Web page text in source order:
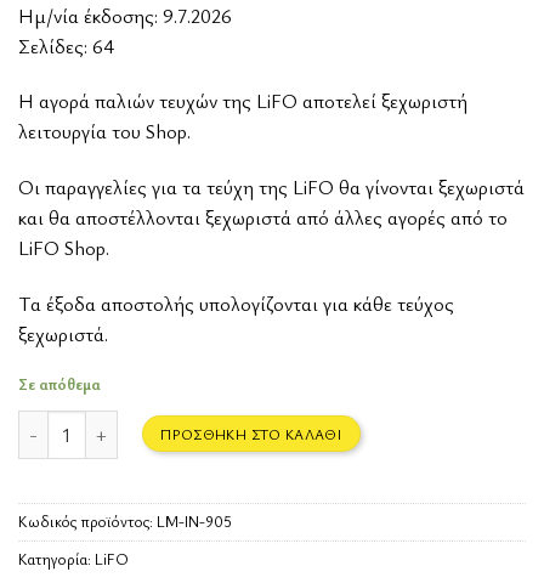
Ημ/νία έκδοσης: 9.7.2026
Σελίδες: 64
Η αγορά παλιών τευχών της LiFO αποτελεί ξεχωριστή
λειτουργία του Shop.
Οι παραγγελίες για τα τεύχη της LiFO θα γίνονται ξεχωριστά
και θα αποστέλλονται ξεχωριστά από άλλες αγορές από το
LiFO Shop.
Tα έξοδα αποστολής υπολογίζονται για κάθε τεύχος
ξεχωριστά.
Σε απόθεμα
Κρίστοφερ Νόλαν Αποκλειστικό ποσότητα
ΠΡΟΣΘΉΚΗ ΣΤΟ ΚΑΛΆΘΙ
Κωδικός προϊόντος: LM-IN-905
Κατηγορία: LiFO